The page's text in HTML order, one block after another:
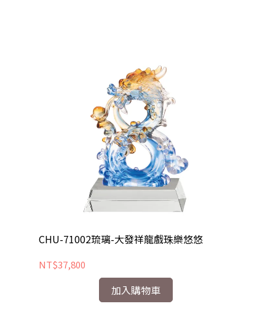
CHU-71002琉璃-大發祥龍戲珠樂悠悠
NT$37,800
加入購物車